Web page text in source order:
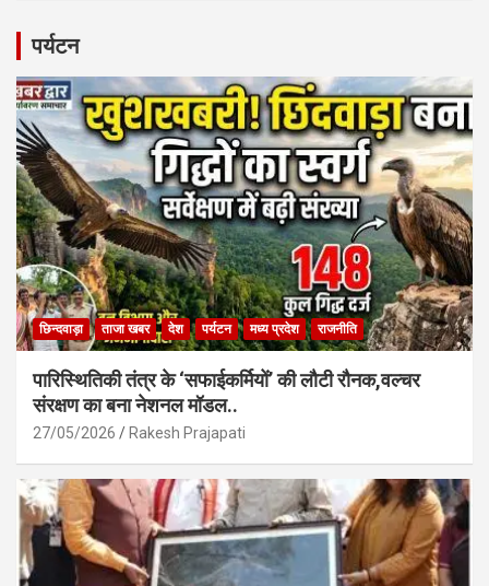
b
o
o
k
A
p
p
पर्यटन
छिन्दवाड़ा ताजा खबर देश पर्यटन मध्य प्रदेश राजनीति
पारिस्थितिकी तंत्र के ‘सफाईकर्मियों’ की लौटी रौनक,वल्चर
संरक्षण का बना नेशनल मॉडल..
27/05/2026 Rakesh Prajapati